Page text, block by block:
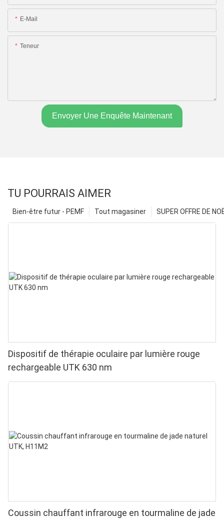
E-Mail
Teneur
Envoyer Une Enquête Maintenant
TU POURRAIS AIMER
SUPER OFFRE DE
Tout magasiner
Bien-être futur - PEMF
Dispositif de thérapie oculaire par lumière rouge
rechargeable UTK 630 nm
Coussin chauffant infrarouge en tourmaline de jade